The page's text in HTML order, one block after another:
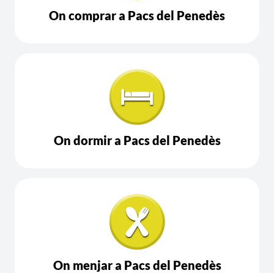
On comprar a Pacs del Penedès
On dormir a Pacs del Penedès
On menjar a Pacs del Penedès